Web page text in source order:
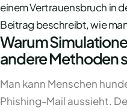
einem Vertrauensbruch in
Beitrag beschreibt, wie
Warum
andere Methoden
Man kann Menschen
Phishing-Mail aussieht.